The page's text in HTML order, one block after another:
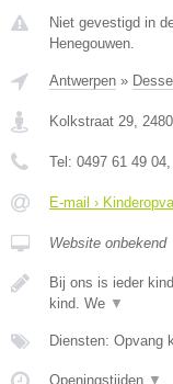
Niet gevestigd in
Henegouwen.
Antwerpen » Dessel
Kolkstraat 29, 2480
Tel: 0497 61 49 04
E-mail ›
Website onbekend
Bij ons is ieder
kind. We ▼
Diensten: Opvang
Openingstijden ▼